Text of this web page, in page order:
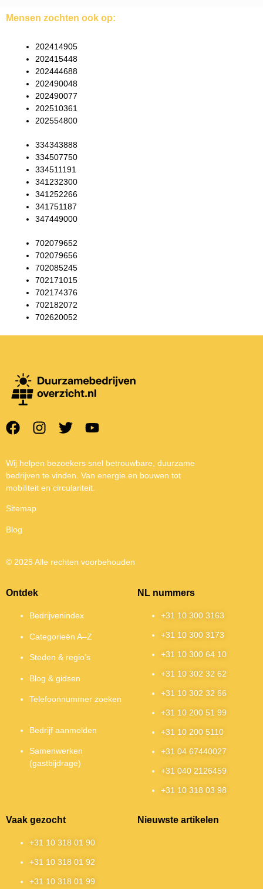
Mensen zochten ook op:
202414905
202415448
202444688
202490048
202490077
202510361
202554800
334343888
334507750
334511191
341232300
341252266
341751187
347449000
702079652
702079656
702085245
702171015
702174376
702182072
702620052
Wij helpen bezoekers snel betrouwbare, duurzame
bedrijven te vinden. Van energie en bouwen tot
mobiliteit en circulariteit.
Sitemap
Blog
© 2025 Alle rechten voorbehouden
Ontdek
Bedrijvenindex
Categorieën A–Z
Steden & regio’s
Blog & gidsen
Telefoonnummer zoeken
Bedrijf aanmelden
Samenwerken
(gastbijdrage)
NL nummers
+31 10 300 3163
+31 10 300 3173
+31 10 300 64 10
+31 10 302 32 62
+31 10 302 32 66
+31 10 200 51 99
+31 10 200 5110
+31 04 67440027
+31 040 2126459
+31 10 318 03 98
Vaak gezocht
+31 10 318 01 90
+31 10 318 01 92
+31 10 318 01 99
Nieuwste artikelen